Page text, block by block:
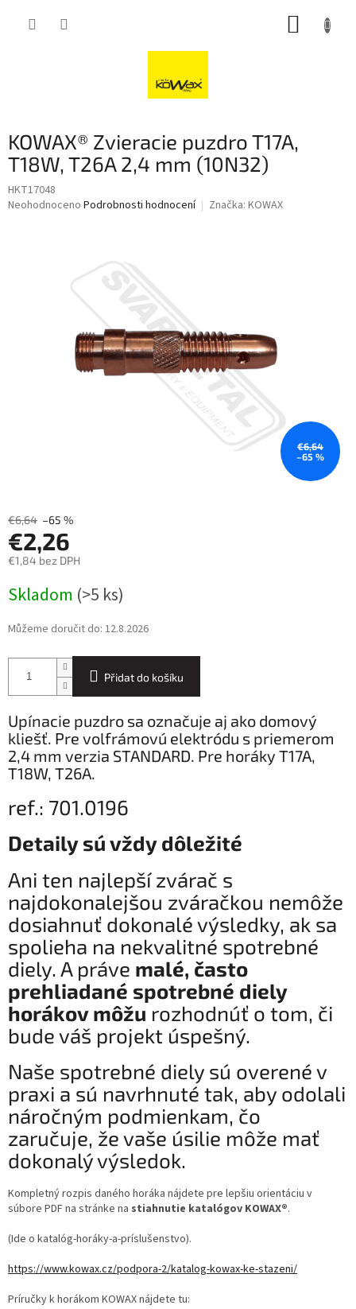
KOWAX® Zvieracie puzdro T17A,
T18W, T26A 2,4 mm (10N32)
HKT17048
Průměrné
Neohodnoceno Podrobnosti hodnocení Značka: KOWAX
€6,64
–65 %
€6,64 –65 %
€2,26
€1,84 bez DPH
cena:
Skladom (>5 ks)
Můžeme doručit do: 12.8.2026
Přidat do košíku
Upínacie puzdro sa označuje aj ako domový
kliešť. Pre volfrámovú elektródu s priemerom
2,4 mm verzia STANDARD. Pre horáky T17A,
T18W, T26A.
ref.: 701.0196
Detaily sú vždy dôležité
Ani ten najlepší zvárač s
najdokonalejšou zváračkou nemôže
dosiahnuť dokonalé výsledky, ak sa
spolieha na nekvalitné spotrebné
diely. A práve malé, často
prehliadané spotrebné diely
horákov môžu rozhodnúť o tom, či
bude váš projekt úspešný.
Naše spotrebné diely sú overené v
praxi a sú navrhnuté tak, aby odolali
náročným podmienkam, čo
zaručuje, že vaše úsilie môže mať
dokonalý výsledok.
Kompletný rozpis daného horáka nájdete pre lepšiu orientáciu v
súbore PDF na stránke na stiahnutie katalógov KOWAX®.
(Ide o katalóg-horáky-a-príslušenstvo).
https://www.kowax.cz/podpora-2/katalog-kowax-ke-stazeni/
Príručky k horákom KOWAX nájdete tu: